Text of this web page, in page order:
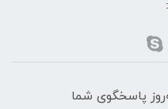
شبانه‌روز پاسخگوی شما